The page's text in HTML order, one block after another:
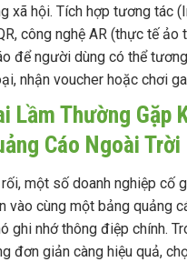
xã hội. Tích hợp tương tác
công nghệ AR (thực tế ảo
để người dùng có thể
nhận voucher hoặc chơi
Lầm Thường Gặp
Cáo Ngoài Trời
rối, một số doanh nghiệp cố
vào cùng một bảng quảng
ghi nhớ thông điệp chính.
đơn giản càng hiệu quả,